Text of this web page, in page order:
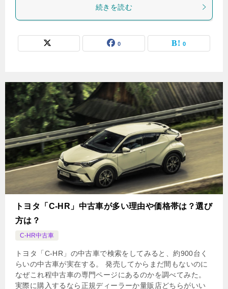
続きを読む
0 0
トヨタ「C-HR」中古車が多い理由や価格帯は？選び
方は？
C-HR中古車
トヨタ「C-HR」の中古車で検索をしてみると、約900台く
らいの中古車が実在する。 発売してからまだ間もないのに
なぜこれ程中古車の専門ページにあるのかを調べてみた。
実際に購入するなら正規ディーラーか量販店どちらがいい